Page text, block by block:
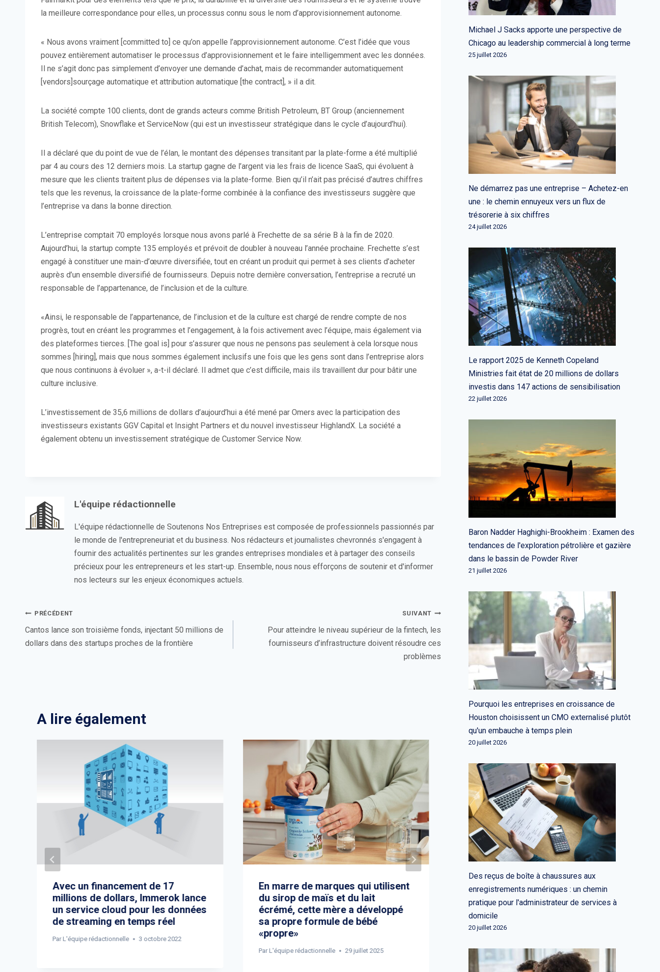
la meilleure correspondance pour elles, un processus connu sous le nom d’approvisionnement autonome.
« Nous avons vraiment [committed to] ce qu’on appelle l’approvisionnement autonome. C’est l’idée que vous
pouvez entièrement automatiser le processus d’approvisionnement et le faire intelligemment avec les données.
Il ne s’agit donc pas simplement d’envoyer une demande d’achat, mais de recommander automatiquement
[vendors]sourçage automatique et attribution automatique [the contract], » il a dit.
La société compte 100 clients, dont de grands acteurs comme British Petroleum, BT Group (anciennement
British Telecom), Snowflake et ServiceNow (qui est un investisseur stratégique dans le cycle d’aujourd’hui).
Il a déclaré que du point de vue de l’élan, le montant des dépenses transitant par la plate-forme a été multiplié
par 4 au cours des 12 derniers mois. La startup gagne de l’argent via les frais de licence SaaS, qui évoluent à
mesure que les clients traitent plus de dépenses via la plate-forme. Bien qu’il n’ait pas précisé d’autres chiffres
tels que les revenus, la croissance de la plate-forme combinée à la confiance des investisseurs suggère que
l’entreprise va dans la bonne direction.
L’entreprise comptait 70 employés lorsque nous avons parlé à Frechette de sa série B à la fin de 2020.
Aujourd’hui, la startup compte 135 employés et prévoit de doubler à nouveau l’année prochaine. Frechette s’est
engagé à constituer une main-d’œuvre diversifiée, tout en créant un produit qui permet à ses clients d’acheter
auprès d’un ensemble diversifié de fournisseurs. Depuis notre dernière conversation, l’entreprise a recruté un
responsable de l’appartenance, de l’inclusion et de la culture.
«Ainsi, le responsable de l’appartenance, de l’inclusion et de la culture est chargé de rendre compte de nos
progrès, tout en créant les programmes et l’engagement, à la fois activement avec l’équipe, mais également via
des plateformes tierces. [The goal is] pour s’assurer que nous ne pensons pas seulement à cela lorsque nous
sommes [hiring], mais que nous sommes également inclusifs une fois que les gens sont dans l’entreprise alors
que nous continuons à évoluer », a-t-il déclaré. Il admet que c’est difficile, mais ils travaillent dur pour bâtir une
culture inclusive.
L’investissement de 35,6 millions de dollars d’aujourd’hui a été mené par Omers avec la participation des
investisseurs existants GGV Capital et Insight Partners et du nouvel investisseur HighlandX. La société a
également obtenu un investissement stratégique de Customer Service Now.
L'équipe rédactionnelle
L'équipe rédactionnelle de Soutenons Nos Entreprises est composée de professionnels passionnés par
le monde de l'entrepreneuriat et du business. Nos rédacteurs et journalistes chevronnés s'engagent à
fournir des actualités pertinentes sur les grandes entreprises mondiales et à partager des conseils
précieux pour les entrepreneurs et les start-up. Ensemble, nous nous efforçons de soutenir et d'informer
nos lecteurs sur les enjeux économiques actuels.
Navigation
de
PRÉCÉDENT
Cantos lance son troisième fonds, injectant 50 millions de
dollars dans des startups proches de la frontière
SUIVANT
Pour atteindre le niveau supérieur de la fintech, les
fournisseurs d’infrastructure doivent résoudre ces
problèmes
A lire également
Avec un financement de 17
millions de dollars, Immerok lance
un service cloud pour les données
de streaming en temps réel
Par L'équipe rédactionnelle 3 octobre 2022
En marre de marques qui utilisent
du sirop de maïs et du lait
écrémé, cette mère a développé
sa propre formule de bébé
«propre»
Par L'équipe rédactionnelle 29 juillet 2025
Obtenez votre table d'exposition à
TechCrunch Disrupt 2025
Par L'équipe rédactionnelle 9 juillet 2025
Michael J Sacks apporte une perspective de
Chicago au leadership commercial à long terme
25 juillet 2026
Ne démarrez pas une entreprise – Achetez-en
une : le chemin ennuyeux vers un flux de
trésorerie à six chiffres
24 juillet 2026
Le rapport 2025 de Kenneth Copeland
Ministries fait état de 20 millions de dollars
investis dans 147 actions de sensibilisation
22 juillet 2026
Baron Nadder Haghighi-Brookheim : Examen des
tendances de l'exploration pétrolière et gazière
dans le bassin de Powder River
21 juillet 2026
Pourquoi les entreprises en croissance de
Houston choisissent un CMO externalisé plutôt
qu'un embauche à temps plein
20 juillet 2026
Des reçus de boîte à chaussures aux
enregistrements numériques : un chemin
pratique pour l'administrateur de services à
domicile
20 juillet 2026